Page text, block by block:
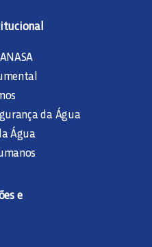
da Água
Água
e